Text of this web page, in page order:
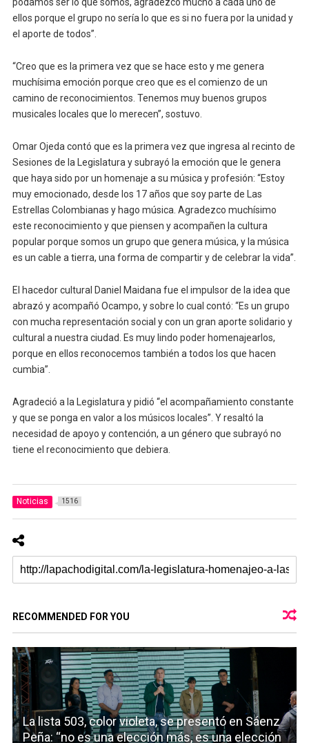
podamos ser lo que somos, agradezco mucho a cada uno de
ellos porque el grupo no sería lo que es si no fuera por la unidad y
el aporte de todos”.
“Creo que es la primera vez que se hace esto y me genera
muchísima emoción porque creo que es el comienzo de un
camino de reconocimientos. Tenemos muy buenos grupos
musicales locales que lo merecen”, sostuvo.
Omar Ojeda contó que es la primera vez que ingresa al recinto de
Sesiones de la Legislatura y subrayó la emoción que le genera
que haya sido por un homenaje a su música y profesión: “Estoy
muy emocionado, desde los 17 años que soy parte de Las
Estrellas Colombianas y hago música. Agradezco muchísimo
este reconocimiento y que piensen y acompañen la cultura
popular porque somos un grupo que genera música, y la música
es un cable a tierra, una forma de compartir y de celebrar la vida”.
El hacedor cultural Daniel Maidana fue el impulsor de la idea que
abrazó y acompañó Ocampo, y sobre lo cual contó: “Es un grupo
con mucha representación social y con un gran aporte solidario y
cultural a nuestra ciudad. Es muy lindo poder homenajearlos,
porque en ellos reconocemos también a todos los que hacen
cumbia”.
Agradeció a la Legislatura y pidió “el acompañamiento constante
y que se ponga en valor a los músicos locales”. Y resaltó la
necesidad de apoyo y contención, a un género que subrayó no
tiene el reconocimiento que debiera.
Noticias 1516
RECOMMENDED FOR YOU
La lista 503, color violeta, se presentó en Sáenz
Peña: “no es una elección más, es una elección